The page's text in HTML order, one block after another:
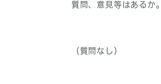
質問、意見等はあるか。
（質問なし）